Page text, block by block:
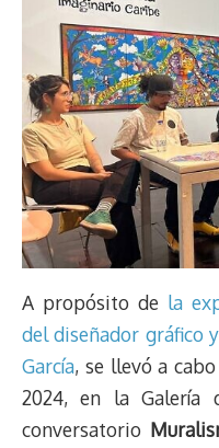
A propósito de la
del diseñador gráfico
García, se llevó a
2024, en la Galería
conversatorio